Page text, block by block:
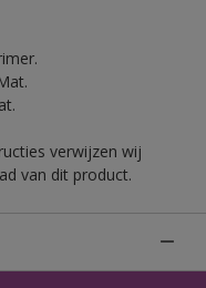
verwijzen wij
van dit product.